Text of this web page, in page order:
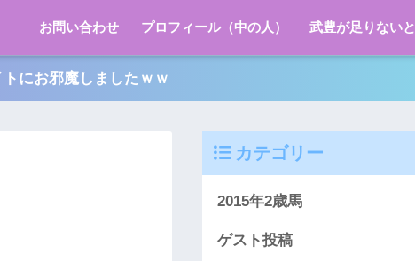
お問い合わせ プロフィール（中の人） 武豊が足りない
にお邪魔しましたｗｗ
カテゴリー
2015年2歳馬
ゲスト投稿